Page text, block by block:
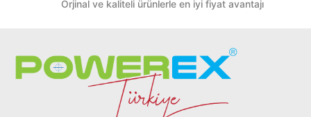
Orjinal ve kaliteli ürünlerle en iyi fiyat avantajı